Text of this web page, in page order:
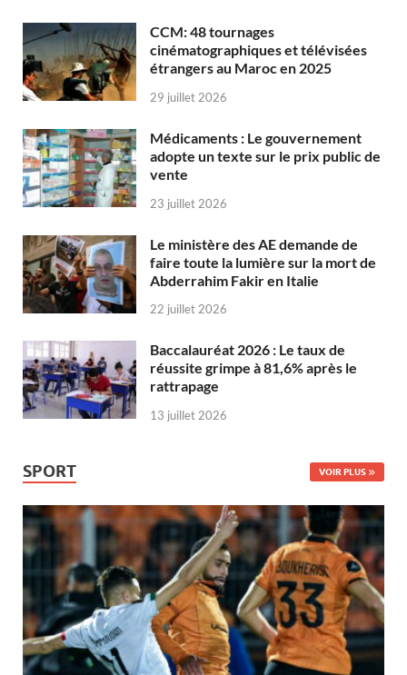
CCM: 48 tournages
cinématographiques et télévisées
étrangers au Maroc en 2025
29 juillet 2026
Médicaments : Le gouvernement
adopte un texte sur le prix public de
vente
23 juillet 2026
Le ministère des AE demande de
faire toute la lumière sur la mort de
Abderrahim Fakir en Italie
22 juillet 2026
Baccalauréat 2026 : Le taux de
réussite grimpe à 81,6% après le
rattrapage
13 juillet 2026
SPORT VOIR PLUS